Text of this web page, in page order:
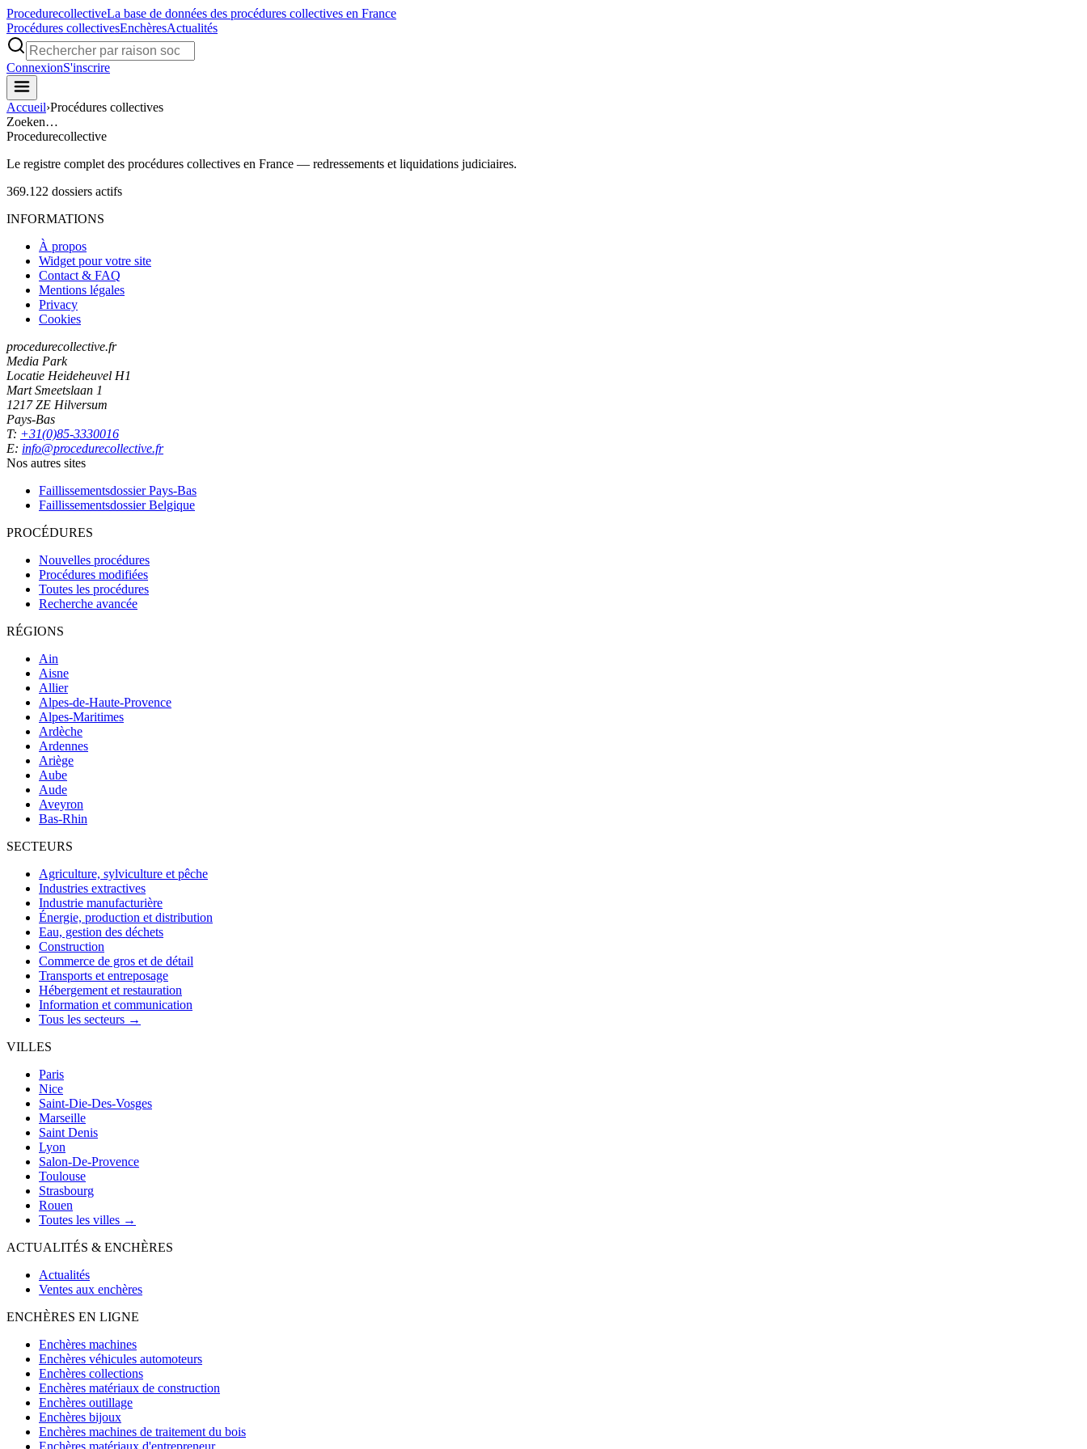
ProcedurecollectiveLa base de données des procédures collectives en France
Procédures collectivesEnchèresActualités
ConnexionS'inscrire
Accueil›Procédures collectives
Zoeken…
Procedurecollective
Le registre complet des procédures collectives en France — redressements et liquidations judiciaires.
369.122 dossiers actifs
INFORMATIONS
À propos
Widget pour votre site
Contact & FAQ
Mentions légales
Privacy
Cookies
procedurecollective.fr
Media Park
Locatie Heideheuvel H1
Mart Smeetslaan 1
1217 ZE Hilversum
Pays-Bas
T: +31(0)85-3330016
E: info@procedurecollective.fr
Nos autres sites
Faillissementsdossier Pays-Bas
Faillissementsdossier Belgique
PROCÉDURES
Nouvelles procédures
Procédures modifiées
Toutes les procédures
Recherche avancée
RÉGIONS
Ain
Aisne
Allier
Alpes-de-Haute-Provence
Alpes-Maritimes
Ardèche
Ardennes
Ariège
Aube
Aude
Aveyron
Bas-Rhin
SECTEURS
Agriculture, sylviculture et pêche
Industries extractives
Industrie manufacturière
Énergie, production et distribution
Eau, gestion des déchets
Construction
Commerce de gros et de détail
Transports et entreposage
Hébergement et restauration
Information et communication
Tous les secteurs →
VILLES
Paris
Nice
Saint-Die-Des-Vosges
Marseille
Saint Denis
Lyon
Salon-De-Provence
Toulouse
Strasbourg
Rouen
Toutes les villes →
ACTUALITÉS & ENCHÈRES
Actualités
Ventes aux enchères
ENCHÈRES EN LIGNE
Enchères machines
Enchères véhicules automoteurs
Enchères collections
Enchères matériaux de construction
Enchères outillage
Enchères bijoux
Enchères machines de traitement du bois
Enchères matériaux d'entrepreneur